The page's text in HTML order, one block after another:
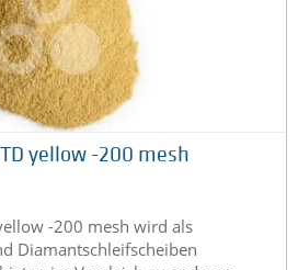
yellow -200 mesh
-200 mesh wird als
Diamantschleifscheiben